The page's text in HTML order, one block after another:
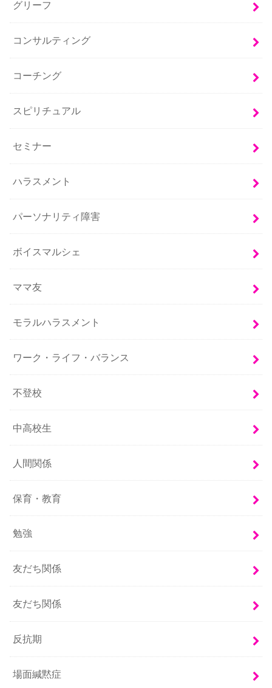
グリーフ
コンサルティング
コーチング
スピリチュアル
セミナー
ハラスメント
パーソナリティ障害
ボイスマルシェ
ママ友
モラルハラスメント
ワーク・ライフ・バランス
不登校
中高校生
人間関係
保育・教育
勉強
友だち関係
友だち関係
反抗期
場面緘黙症